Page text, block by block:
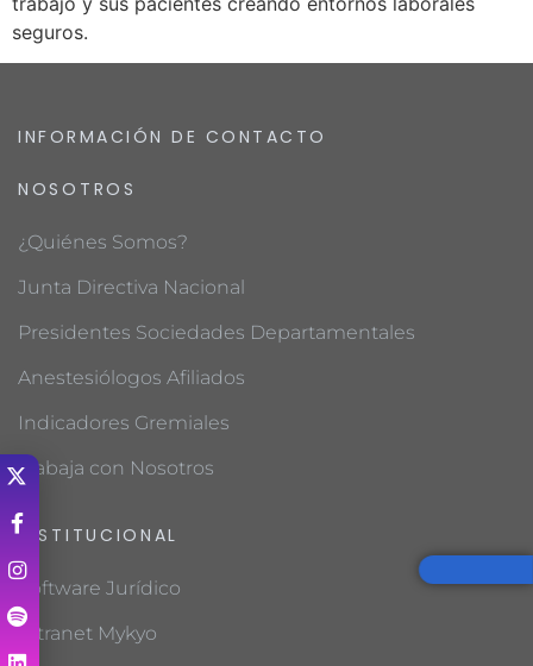
seguros.
INFORMACIÓN DE CONTACTO
NOSOTROS
¿Quiénes Somos?
Junta Directiva Nacional
Presidentes Sociedades Departamentales
Anestesiólogos Afiliados
Indicadores Gremiales
Trabaja con Nosotros
INSTITUCIONAL
Software Jurídico
Intranet Mykyo